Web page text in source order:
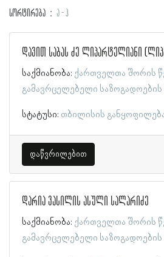
სორტირება ა - ჰ
დავით საბას ძე ლიპარტელიანი
საქმიანობა: ქართველთა შორის
გამავრცელებელი საზოგადოების
სტატუსი: თბილისის
დაწვრილებით
დარია ვასილის ასული სალარიძე
საქმიანობა: ქართველთა შორის
გამავრცელებელი საზოგადოების